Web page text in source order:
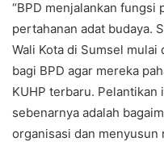
“BPD menjalankan fungsi
pertahanan adat budaya.
Wali Kota di Sumsel
bagi BPD agar mereka
KUHP terbaru. Pelantikan
sebenarnya adalah
organisasi dan menyusun